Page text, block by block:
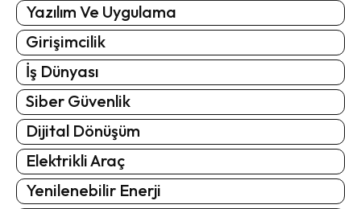
Yazılım Ve Uygulama
Girişimcilik
İş Dünyası
Siber Güvenlik
Dijital Dönüşüm
Elektrikli Araç
Yenilenebilir Enerji